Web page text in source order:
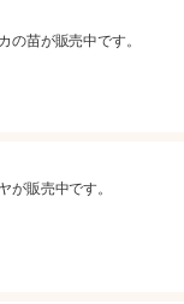
の苗が販売中です。
が販売中です。